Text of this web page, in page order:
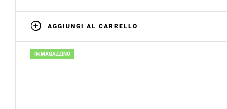
AGGIUNGI AL CARRELLO
IN MAGAZZINO